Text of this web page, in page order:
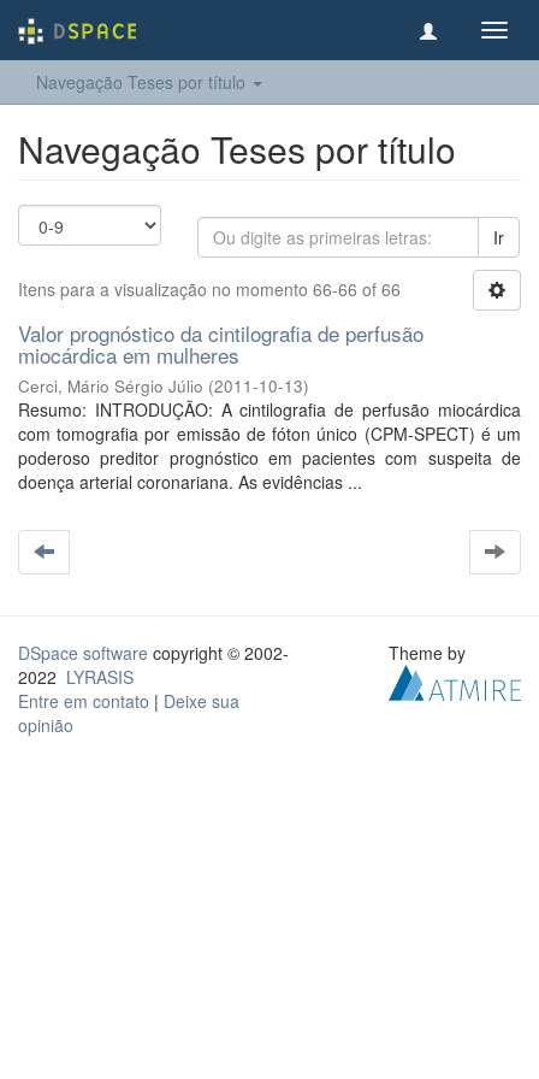
Navegação Teses por título
Navegação Teses por título
Ir
Itens para a visualização no momento 66-66 of 66
Valor prognóstico da cintilografia de perfusão
miocárdica em mulheres
Cerci, Mário Sérgio Júlio (2011-10-13)
Resumo: INTRODUÇÃO: A cintilografia de perfusão miocárdica
com tomografia por emissão de fóton único (CPM-SPECT) é um
poderoso preditor prognóstico em pacientes com suspeita de
doença arterial coronariana. As evidências ...
DSpace software copyright © 2002-
2022 LYRASIS
Entre em contato | Deixe sua
opinião
Theme by